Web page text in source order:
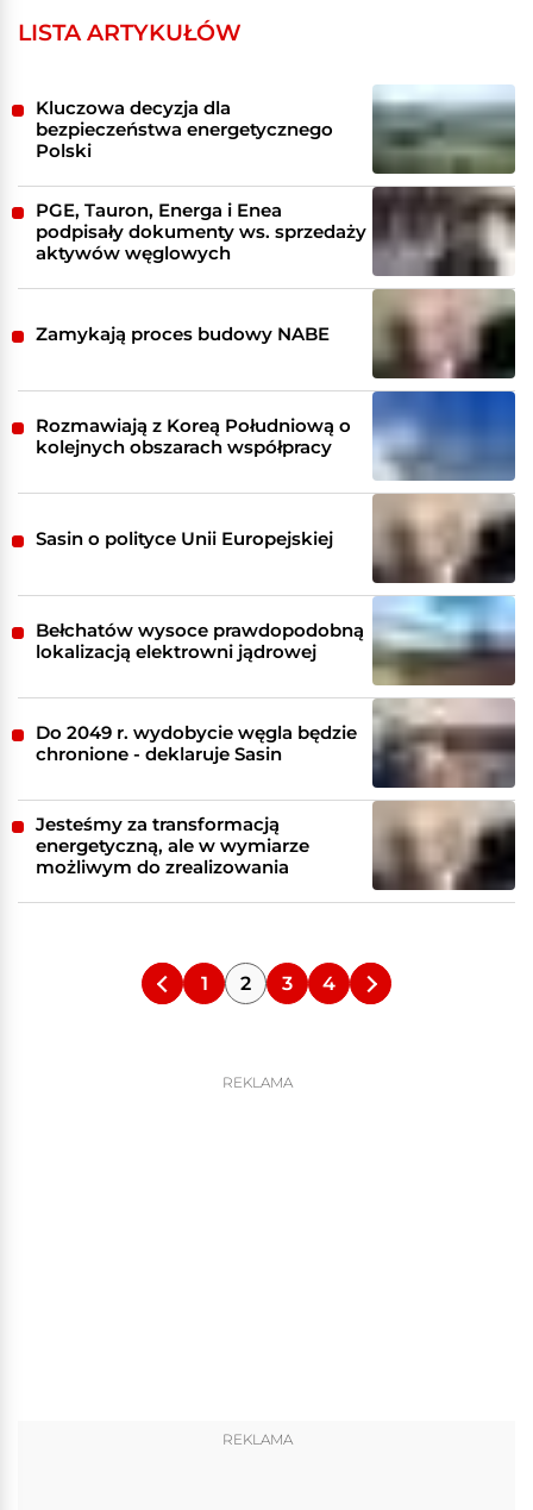
LISTA ARTYKUŁÓW
Kluczowa decyzja dla
bezpieczeństwa energetycznego
Polski
PGE, Tauron, Energa i Enea
podpisały dokumenty ws. sprzedaży
aktywów węglowych
Zamykają proces budowy NABE
Rozmawiają z Koreą Południową o
kolejnych obszarach współpracy
Sasin o polityce Unii Europejskiej
Bełchatów wysoce prawdopodobną
lokalizacją elektrowni jądrowej
Do 2049 r. wydobycie węgla będzie
chronione - deklaruje Sasin
Jesteśmy za transformacją
energetyczną, ale w wymiarze
możliwym do zrealizowania
1 2 3 4
REKLAMA
REKLAMA